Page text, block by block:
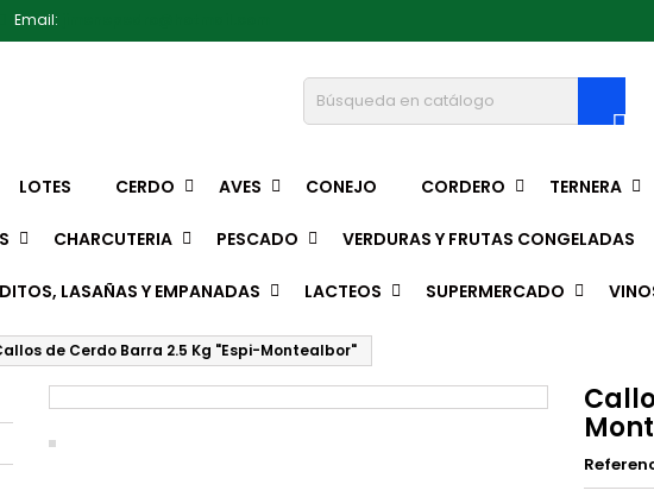
Email:

LOTES CERDO AVES CONEJO CORDERO TERNERA
CHARCUTERIA PESCADO VERDURAS Y FRUTAS CONGELADAS
LASAÑAS Y EMPANADAS LACTEOS SUPERMERCADO
de Cerdo Barra 2.5 Kg "Espi-Montealbor"